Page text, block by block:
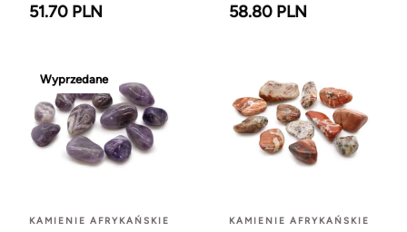
51.70 PLN 58.80 PLN
Wyprzedane
KAMIENIE AFRYKAŃSKIE KAMIENIE AFRYKAŃSKIE